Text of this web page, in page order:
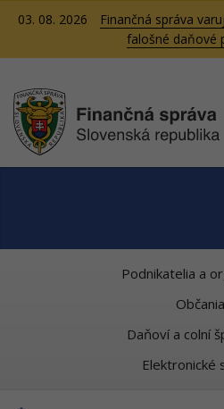
03. 08. 2026
Finančná správa
falošné daňové
Podnikatelia a
Občania
Daňoví a colní
Elektronické